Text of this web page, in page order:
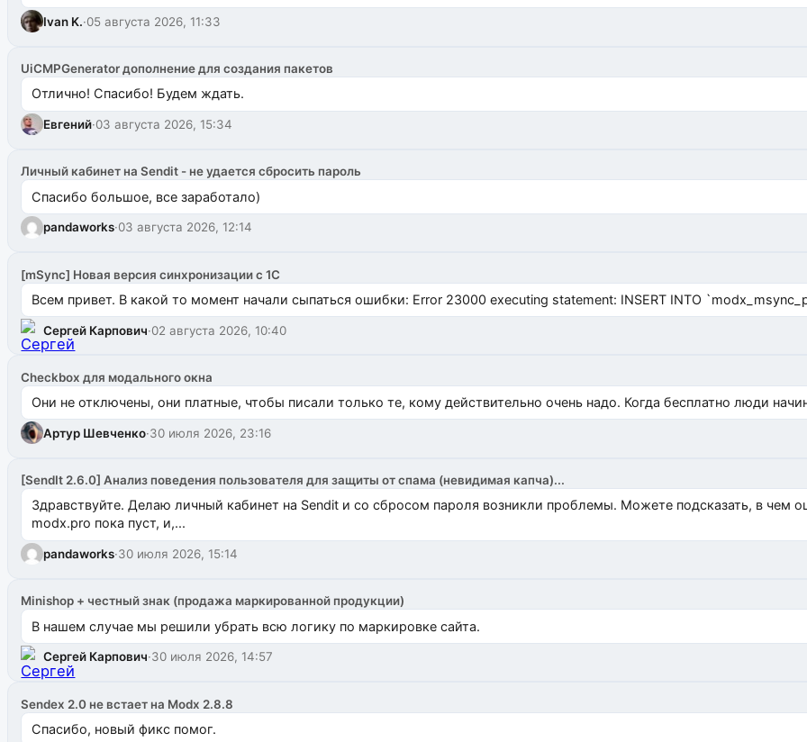
Ivan K.·05 августа 2026, 11:33
UiCMPGenerator дополнение для создания пакетов
Отлично! Спасибо! Будем ждать.
Евгений·03 августа 2026, 15:34
Личный кабинет на Sendit - не удается сбросить пароль
Спасибо большое, все заработало)
pandaworks·03 августа 2026, 12:14
[mSync] Новая версия синхронизации с 1С
Всем привет. В какой то момент начали сыпаться ошибки: Error 23000 executing statement: INSERT INTO
Сергей Карпович·02 августа 2026, 10:40
Checkbox для модального окна
Они не отключены, они платные, чтобы писали только те, кому действительно очень надо. Когда бесплатно люди
Артур Шевченко·30 июля 2026, 23:16
[SendIt 2.6.0] Анализ поведения пользователя для защиты от спама (невидимая капча)...
Здравствуйте. Делаю личный кабинет на Sendit и со сбросом пароля возникли проблемы. Можете подсказать, в чем
modx.pro пока пуст, и,...
pandaworks·30 июля 2026, 15:14
Minishop + честный знак (продажа маркированной продукции)
В нашем случае мы решили убрать всю логику по маркировке сайта.
Сергей Карпович·30 июля 2026, 14:57
Sendex 2.0 не встает на Modx 2.8.8
Спасибо, новый фикс помог.